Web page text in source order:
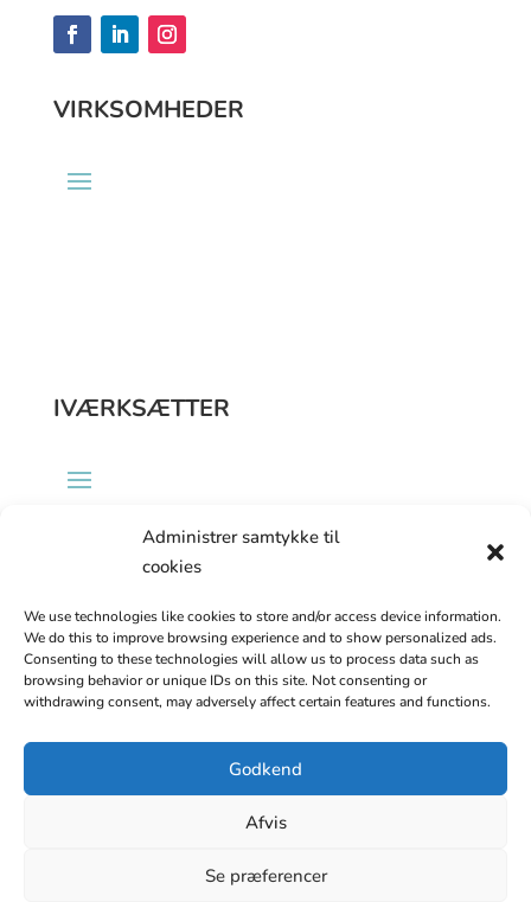
Administrer samtykke til
cookies
We use technologies like cookies to store and/or access device information.
We do this to improve browsing experience and to show personalized ads.
Consenting to these technologies will allow us to process data such as
browsing behavior or unique IDs on this site. Not consenting or
withdrawing consent, may adversely affect certain features and functions.
Godkend
Afvis
Se præferencer
VIRKSOMHEDER
IVÆRKSÆTTER
ARRANGEMENTER
OM OS
Cookie- og privatlivspolitik